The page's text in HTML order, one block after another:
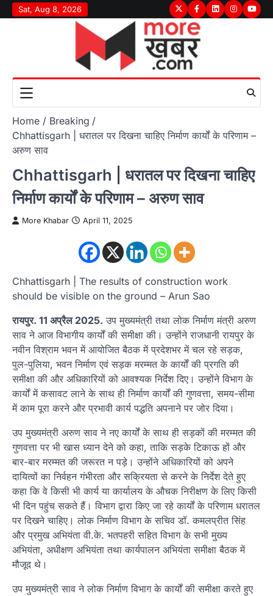
Skip
to
Sat, Aug 8, 2026 TwitterFacebook
LinkedInInstagram
Home
Breaking
Chhattisgarh | धरातल पर दिखना चाहिए निर्माण कार्यों के परिणाम –
अरुण साव
Chhattisgarh | धरातल पर दिखना चाहिए
निर्माण कार्यों के परिणाम – अरुण साव
More Khabar April 11, 2025
Chhattisgarh | The results of construction work
should be visible on the ground – Arun Sao
रायपुर. 11 अप्रैल 2025. उप मुख्यमंत्री तथा लोक निर्माण मंत्री अरुण
साव ने आज विभागीय कार्यों की समीक्षा की। उन्होंने राजधानी रायपुर के
नवीन विश्राम भवन में आयोजित बैठक में प्रदेशभर में चल रहे सड़क,
पुल-पुलिया, भवन निर्माण एवं सड़क मरम्मत के कार्यों की प्रगति की
समीक्षा की और अधिकारियों को आवश्यक निर्देश दिए। उन्होंने विभाग के
कार्यों में कसावट लाने के साथ ही निर्माण कार्यों की गुणवत्ता, समय-सीमा
में काम पूरा करने और प्रभावी कार्य पद्धति अपनाने पर जोर दिया।
उप मुख्यमंत्री अरुण साव ने नए कार्यों के साथ ही सड़कों की मरम्मत की
गुणवत्ता पर भी खास ध्यान देने को कहा, ताकि सड़के टिकाऊ हों और
बार-बार मरम्मत की जरूरत न पड़े। उन्होंने अधिकारियों को अपने
दायित्वों का निर्वहन गंभीरता और सक्रियता से करने के निर्देश देते हुए
कहा कि वे किसी भी कार्य या कार्यालय के औचक निरीक्षण के लिए किसी
भी दिन पहुंच सकते हैं। विभाग द्वारा किए जा रहे कार्यों के परिणाम धरातल
पर दिखने चाहिए। लोक निर्माण विभाग के सचिव डॉ. कमलप्रीत सिंह
और प्रमुख अभियंता वी.के. भतपहरी सहित विभाग के सभी मुख्य
अभियंता, अधीक्षण अभियंता तथा कार्यपालन अभियंता समीक्षा बैठक में
मौजूद थे।
उप मुख्यमंत्री साव ने लोक निर्माण विभाग के कार्यों की समीक्षा करते हुए